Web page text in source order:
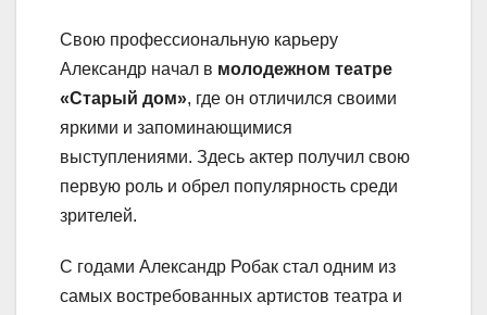
Свою профессиональную карьеру
Александр начал в молодежном театре
«Старый дом», где он отличился своими
яркими и запоминающимися
выступлениями. Здесь актер получил свою
первую роль и обрел популярность среди
зрителей.
С годами Александр Робак стал одним из
самых востребованных артистов театра и